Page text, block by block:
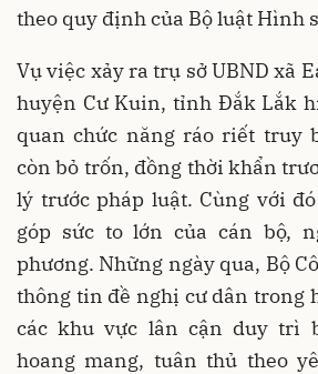
theo quy định của Bộ luật Hình
Vụ việc xảy ra trụ sở UBND xã
huyện Cư Kuin, tỉnh Đắk Lắk
quan chức năng ráo riết truy
còn bỏ trốn, đồng thời khẩn
lý trước pháp luật. Cùng với
góp sức to lớn của cán bộ,
phương. Những ngày qua, Bộ
thông tin đề nghị cư dân trong
các khu vực lân cận duy trì
hoang mang, tuân thủ theo